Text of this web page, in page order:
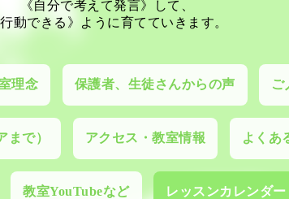
《自分で考えて発言》して、
行動できる》ように育てていきます。
理念 保護者、生徒さんからの声 ご
まで） アクセス・教室情報 よくあ
教室YouTubeなど レッスンカレンダー